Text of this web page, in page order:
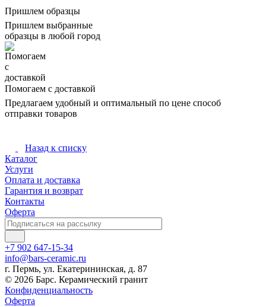
Пришлем образцы
Пришлем выбранные
образцы в любой город
Помогаем с доставкой
Предлагаем удобный и оптимальный по цене способ
отправки товаров
Назад к списку
Каталог
Услуги
Оплата и доставка
Гарантия и возврат
Контакты
Оферта
+7 902 647-15-34
info@bars-ceramic.ru
г. Пермь, ул. Екатерининская, д. 87
© 2026 Барс. Керамический гранит
Конфиденциальность
Оферта